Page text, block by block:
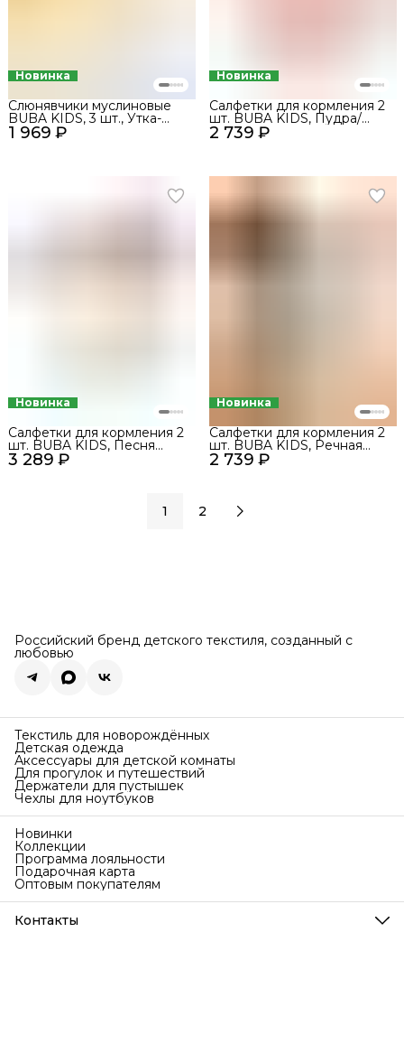
Новинка
1 969 ₽
Слюнявчики муслиновые
BUBA KIDS, 3 шт., Утка-
мандаринка/Горчица/
Сливочный
Новинка
2 739 ₽
Салфетки для кормления 2
шт. BUBA KIDS, Пудра/
Сливочный
Новинка
3 289 ₽
Салфетки для кормления 2
шт. BUBA KIDS, Песня
Севера/Пудра
Новинка
2 739 ₽
Салфетки для кормления 2
шт. BUBA KIDS, Речная
вода/Сливочный
1 2
Российский бренд детского текстиля, созданный с
любовью
Текстиль для новорождённых
Детская одежда
Аксессуары для детской комнаты
Для прогулок и путешествий
Держатели для пустышек
Чехлы для ноутбуков
Новинки
Коллекции
Программа лояльности
Подарочная карта
Оптовым покупателям
Контакты